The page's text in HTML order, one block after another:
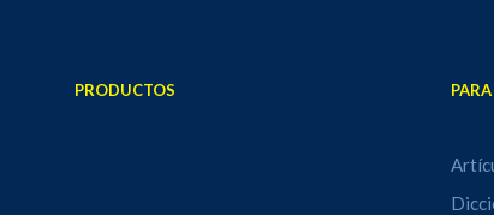
PRODUCTOS